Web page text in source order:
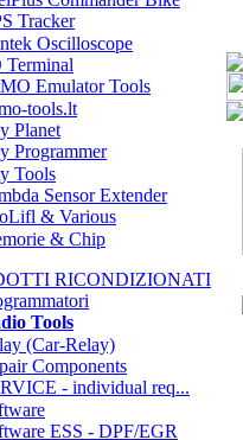
Tracker
Oscilloscope
Terminal
Emulator Tools
tools.lt
Planet
Programmer
Tools
Sensor Extender
& Various
& Chip
RICONDIZIONATI
Tools
(Car-Relay)
Components
- individual req...
ESS - DPF/EGR